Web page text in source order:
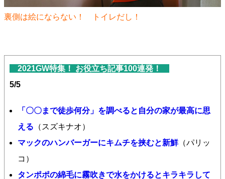
裏側は絵にならない！ トイレだし！
2021GW特集！ お役立ち記事100連発！
5/5
「〇〇まで徒歩何分」を調べると自分の家が最高に思
える （スズキナオ）
マックのハンバーガーにキムチを挟むと新鮮（パリッ
コ）
タンポポの綿毛に霧吹きで水をかけるとキラキラして